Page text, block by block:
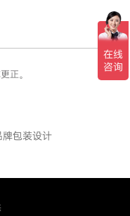
正。
牌包装设计